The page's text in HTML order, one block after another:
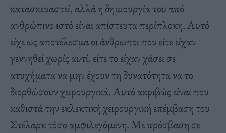
κατασκευαστεί, αλλά η δημιουργία του από
ανθρώπινο ιστό είναι απίστευτα περίπλοκη. Αυτό
είχε ως αποτέλεσμα οι άνθρωποι που είτε είχαν
γεννηθεί χωρίς αυτί, είτε το είχαν χάσει σε
ατυχήματα να μην έχουν τη δυνατότητα να το
διορθώσουν χειρουργικά. Αυτό ακριβώς είναι που
καθιστά την εκλεκτική χειρουργική επέμβαση του
Στέλαρκ τόσο αμφιλεγόμενη. Με πρόσβαση σε